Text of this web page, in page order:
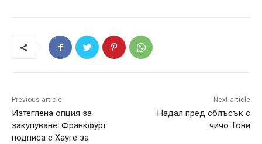
Previous article
Изтеглена опция за
закупуване: Франкфурт
подписа с Хауге за
Next article
Надал пред сблъсък с
чичо Тони